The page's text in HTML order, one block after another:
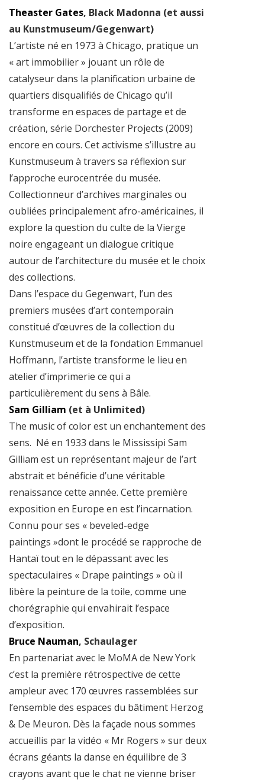
Theaster Gates, Black Madonna (et aussi
au Kunstmuseum/Gegenwart)
L’artiste né en 1973 à Chicago, pratique un
« art immobilier » jouant un rôle de
catalyseur dans la planification urbaine de
quartiers disqualifiés de Chicago qu’il
transforme en espaces de partage et de
création, série Dorchester Projects (2009)
encore en cours. Cet activisme s’illustre au
Kunstmuseum à travers sa réflexion sur
l’approche eurocentrée du musée.
Collectionneur d’archives marginales ou
oubliées principalement afro-américaines, il
explore la question du culte de la Vierge
noire engageant un dialogue critique
autour de l’architecture du musée et le choix
des collections.
Dans l’espace du Gegenwart, l’un des
premiers musées d’art contemporain
constitué d’œuvres de la collection du
Kunstmuseum et de la fondation Emmanuel
Hoffmann, l’artiste transforme le lieu en
atelier d’imprimerie ce qui a
particulièrement du sens à Bâle.
Sam Gilliam (et à Unlimited)
The music of color est un enchantement des
sens. Né en 1933 dans le Mississipi Sam
Gilliam est un représentant majeur de l’art
abstrait et bénéficie d’une véritable
renaissance cette année. Cette première
exposition en Europe en est l’incarnation.
Connu pour ses « beveled-edge
paintings »dont le procédé se rapproche de
Hantaï tout en le dépassant avec les
spectaculaires « Drape paintings » où il
libère la peinture de la toile, comme une
chorégraphie qui envahirait l’espace
d’exposition.
Bruce Nauman, Schaulager
En partenariat avec le MoMA de New York
c’est la première rétrospective de cette
ampleur avec 170 œuvres rassemblées sur
l’ensemble des espaces du bâtiment Herzog
& De Meuron. Dès la façade nous sommes
accueillis par la vidéo « Mr Rogers » sur deux
écrans géants la danse en équilibre de 3
crayons avant que le chat ne vienne briser